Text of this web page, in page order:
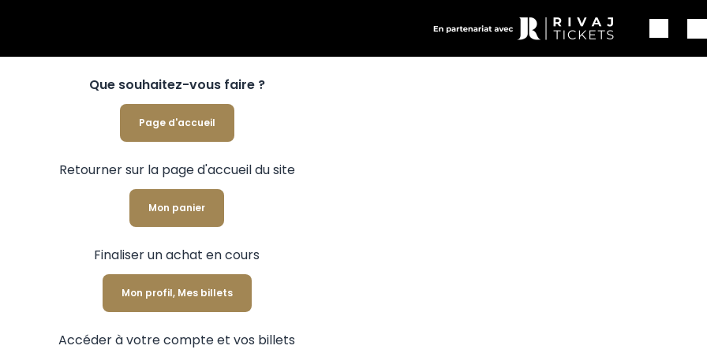
Que souhaitez-vous faire ?
Page d'accueil
Retourner sur la page d'accueil du site
Mon panier
Finaliser un achat en cours
Mon profil, Mes billets
Accéder à votre compte et vos billets